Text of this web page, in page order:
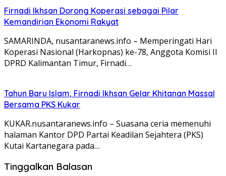
Firnadi Ikhsan Dorong Koperasi sebagai Pilar
Kemandirian Ekonomi Rakyat
SAMARINDA, nusantaranews.info – Memperingati Hari
Koperasi Nasional (Harkopnas) ke-78, Anggota Komisi II
DPRD Kalimantan Timur, Firnadi…
Tahun Baru Islam, Firnadi Ikhsan Gelar Khitanan Massal
Bersama PKS Kukar
KUKAR.nusantaranews.info – Suasana ceria memenuhi
halaman Kantor DPD Partai Keadilan Sejahtera (PKS)
Kutai Kartanegara pada…
Tinggalkan Balasan